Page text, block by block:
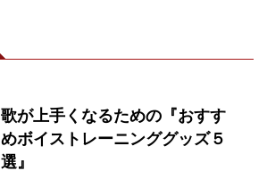
歌が上手くなるための『おすす
めボイストレーニンググッズ５
選』